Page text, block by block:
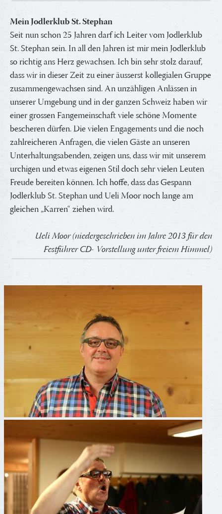
Mein Jodlerklub St. Stephan
Seit nun schon 25 Jahren darf ich Leiter vom Jodlerklub
St. Stephan sein. In all den Jahren ist mir mein Jodlerklub
so richtig ans Herz gewachsen. Ich bin sehr stolz darauf,
dass wir in dieser Zeit zu einer äusserst kollegialen Gruppe
zusammengewachsen sind. An unzähligen Anlässen in
unserer Umgebung und in der ganzen Schweiz haben wir
einer grossen Fangemeinschaft viele schöne Momente
bescheren dürfen. Die vielen Engagements und die noch
zahlreicheren Anfragen, die vielen Gäste an unseren
Unterhaltungsabenden, zeigen uns, dass wir mit unserem
urchigen und etwas eigenen Stil doch sehr vielen Leuten
Freude bereiten können. Ich hoffe, dass das Gespann
Jodlerklub St. Stephan und Ueli Moor noch lange am
gleichen „Karren“ ziehen wird.
Ueli Moor (niedergeschrieben im Jahre 2013 für den
Festführer CD- Vorstellung unter freiem Himmel)